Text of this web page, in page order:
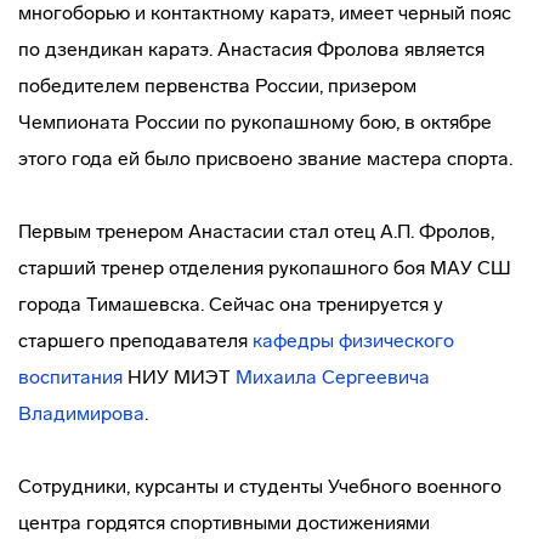
многоборью и контактному каратэ, имеет черный пояс
по дзендикан каратэ. Анастасия Фролова является
победителем первенства России, призером
Чемпионата России по рукопашному бою, в октябре
этого года ей было присвоено звание мастера спорта.
Первым тренером Анастасии стал отец А.П. Фролов,
старший тренер отделения рукопашного боя МАУ СШ
города Тимашевска. Сейчас она тренируется у
старшего преподавателя кафедры физического
воспитания НИУ МИЭТ Михаила Сергеевича
Владимирова.
Сотрудники, курсанты и студенты Учебного военного
центра гордятся спортивными достижениями